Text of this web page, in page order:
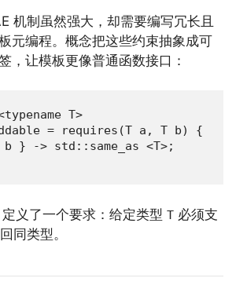
机制虽然强大，却需要编写冗长且
元编程。概念把这些约束抽象成可
，让模板更像普通函数接口：
T>
= requires(T a, T b) {
b } -> std::same_as <T>;
定义了一个要求：给定类型 T 必须支
同类型。